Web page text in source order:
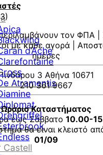
d’Ache
Atramentis
Castell
τον ΦΠΑ |
με κάθε αγορά |
ημέρες
3 Αθήνα 10671
210 361 9667
Ωράριο Καταστήματος
έως Σάββατο 10.00-
θα είναι κλειστό
01/09